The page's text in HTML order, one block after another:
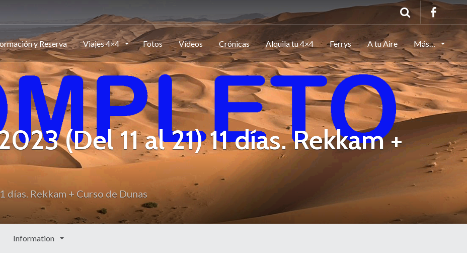
y Reserva Viajes 4×4 Fotos Vídeos Crónicas Alquila tu 4×4 Ferrys A tu Aire Más…
(Del 11 al 21) 11 días. Rekkam +
días. Rekkam + Curso de Dunas
Information